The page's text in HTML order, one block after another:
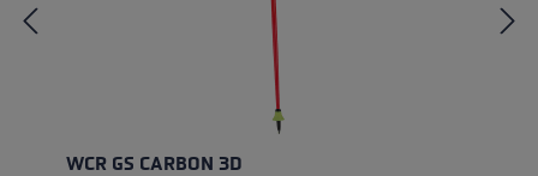
WCR GS CARBON 3D